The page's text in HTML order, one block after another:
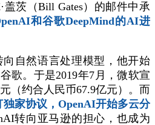
茨（Bill Gates）的邮件中承
和谷歌DeepMind的AI进
向自然语言处理模型，他开始
歌。于是2019年7月，微软宣
（约合人民币67.9亿元）。而
独家协议，OpenAI开始多云分
转向亚马逊的担心，也成为